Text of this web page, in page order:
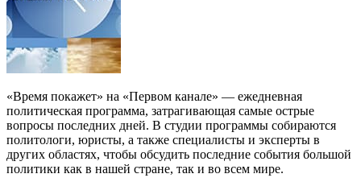
«Время покажет» на «Первом канале» — ежедневная
политическая программа, затрагивающая самые острые
вопросы последних дней. В студии программы собираются
политологи, юристы, а также специалисты и эксперты в
других областях, чтобы обсудить последние события большой
политики как в нашей стране, так и во всем мире.